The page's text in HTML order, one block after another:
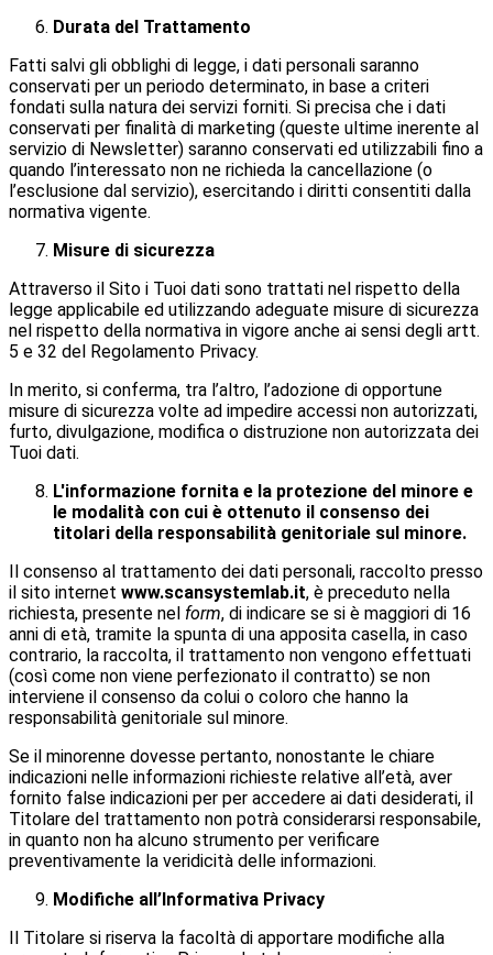
Durata del Trattamento
Fatti salvi gli obblighi di legge, i dati personali saranno
conservati per un periodo determinato, in base a criteri
fondati sulla natura dei servizi forniti. Si precisa che i dati
conservati per finalità di marketing (queste ultime inerente al
servizio di Newsletter) saranno conservati ed utilizzabili fino a
quando l’interessato non ne richieda la cancellazione (o
l’esclusione dal servizio), esercitando i diritti consentiti dalla
normativa vigente.
Misure di sicurezza
Attraverso il Sito i Tuoi dati sono trattati nel rispetto della
legge applicabile ed utilizzando adeguate misure di sicurezza
nel rispetto della normativa in vigore anche ai sensi degli artt.
5 e 32 del Regolamento Privacy.
In merito, si conferma, tra l’altro, l’adozione di opportune
misure di sicurezza volte ad impedire accessi non autorizzati,
furto, divulgazione, modifica o distruzione non autorizzata dei
Tuoi dati.
L'informazione fornita e la protezione del minore e
le modalità con cui è ottenuto il consenso dei
titolari della responsabilità genitoriale sul minore.
Il consenso al trattamento dei dati personali, raccolto presso
il sito internet www.scansystemlab.it, è preceduto nella
richiesta, presente nel form, di indicare se si è maggiori di 16
anni di età, tramite la spunta di una apposita casella, in caso
contrario, la raccolta, il trattamento non vengono effettuati
(così come non viene perfezionato il contratto) se non
interviene il consenso da colui o coloro che hanno la
responsabilità genitoriale sul minore.
Se il minorenne dovesse pertanto, nonostante le chiare
indicazioni nelle informazioni richieste relative all’età, aver
fornito false indicazioni per per accedere ai dati desiderati, il
Titolare del trattamento non potrà considerarsi responsabile,
in quanto non ha alcuno strumento per verificare
preventivamente la veridicità delle informazioni.
Modifiche all’Informativa Privacy
Il Titolare si riserva la facoltà di apportare modifiche alla